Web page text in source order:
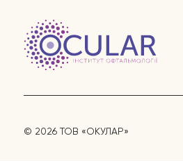
© 2026 ТОВ «ОКУЛАР»